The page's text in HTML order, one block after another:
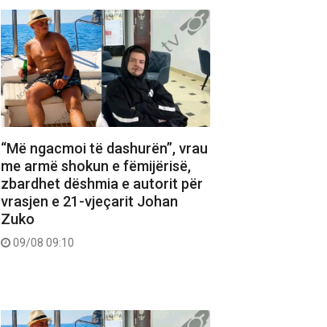
“Më ngacmoi të dashurën”, vrau
me armë shokun e fëmijërisë,
zbardhet dëshmia e autorit për
vrasjen e 21-vjeçarit Johan
Zuko
09/08 09:10